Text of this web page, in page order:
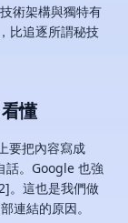
術架構與獨特有
比追逐所謂秘技
懂
要把內容寫成
話。Google 也強
。這也是我們做
連結的原因。